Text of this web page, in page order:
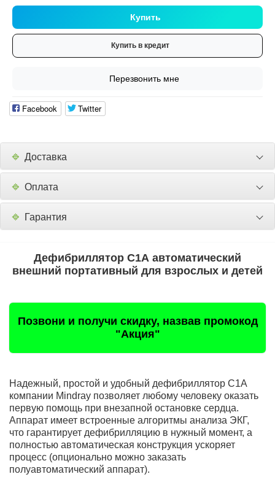
Купить
Купить в кредит
Перезвонить мне
Facebook Twitter
🔹 Доставка
🔹 Оплата
🔹 Гарантия
Дефибриллятор С1А автоматический
внешний портативный для взрослых и детей
Позвони и получи скидку, назвав промокод
"Акция"
Надежный, простой и удобный дефибриллятор C1A
компании Mindray позволяет любому человеку оказать
первую помощь при внезапной остановке сердца.
Аппарат имеет встроенные алгоритмы анализа ЭКГ,
что гарантирует дефибрилляцию в нужный момент, а
полностью автоматическая конструкция ускоряет
процесс (опционально можно заказать
полуавтоматический аппарат).